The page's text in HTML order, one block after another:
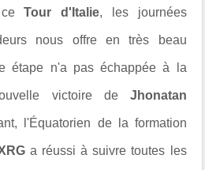
ceTour d'Italie, les journées
nous offre en très beau
étape n'a pas échappée à la
victoire de Jhonatan
l'Équatorien de la formation
a réussi à suivre toutes les